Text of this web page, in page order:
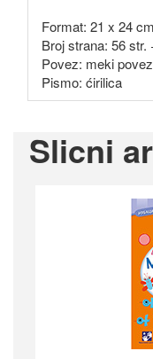
Format: 21 x 24 cm
Broj strana: 56
Povez: meki
Pismo: ćirilica
Slicni